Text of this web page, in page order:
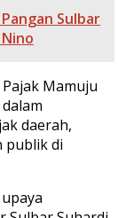
Sulbar
Mamuju
daerah,
publik di